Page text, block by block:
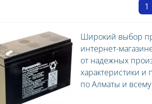
1
Широкий выбор
интернет-
от надежных
характеристики и
по Алматы и всему